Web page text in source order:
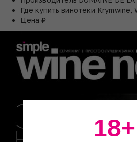
Где купить винотеки Krymwine,
Цена ₽
18+